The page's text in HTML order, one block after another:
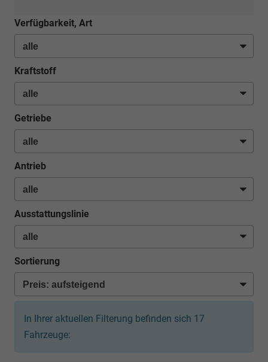
Verfügbarkeit, Art
Kraftstoff
Getriebe
Antrieb
Ausstattungslinie
Sortierung
In Ihrer aktuellen Filterung befinden sich 17
Fahrzeuge: